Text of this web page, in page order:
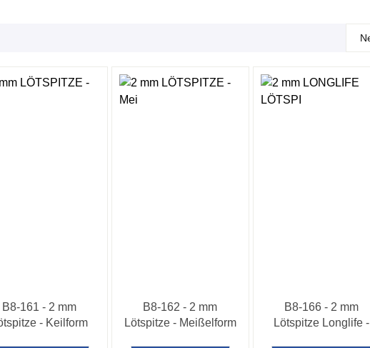
B8-161 - 2 mm
- Keilform
B8-162 - 2 mm
Lötspitze - Meißelform
B8-166 - 2 mm
Lötspitze Longlife -